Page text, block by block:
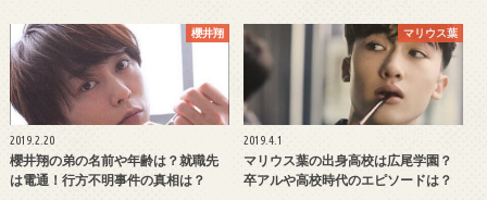
櫻井翔
2019.2.20
櫻井翔の弟の名前や年齢は？就職先
は電通！行方不明事件の真相は？
マリウス葉
2019.4.1
マリウス葉の出身高校は広尾学園？
卒アルや高校時代のエピソードは？